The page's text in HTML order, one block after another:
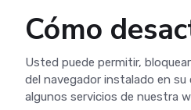
Cómo
Usted puede permitir,
del navegador instalado en su
algunos servicios de nuestra